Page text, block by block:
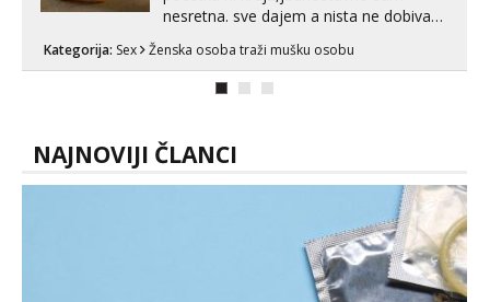
😉 Nudim svoje gole slikice i razne
poruku na Whatsapp, Telegram ili Viber.
Kategorija: Cyber sex Ženska osoba traži mušku osobu
NAJNOVIJI ČLANCI